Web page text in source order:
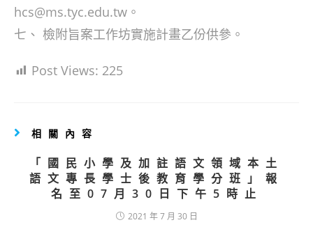
hcs@ms.tyc.edu.tw。
七、 檢附旨案工作坊實施計畫乙份供參。
Post Views: 225
相關內容
「國民小學及加註語文領域本土
語文專長學士後教育學分班」報
名至07月30日下午5時止
2021 年 7 月 30 日